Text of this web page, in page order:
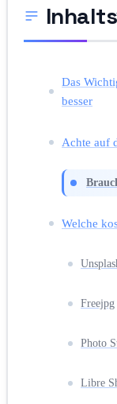
Das
besser
Achte auf
Welche
Freejpg
Photo
Libre